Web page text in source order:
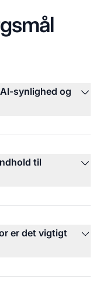
synlighed og
til
er det vigtigt